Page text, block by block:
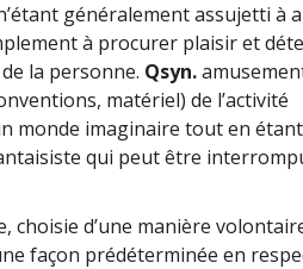
généralement assujetti à
à procurer plaisir et
la personne. Qsyn.
matériel) de l’activité
monde imaginaire tout en étant
qui peut être
choisie d’une manière
façon prédéterminée en